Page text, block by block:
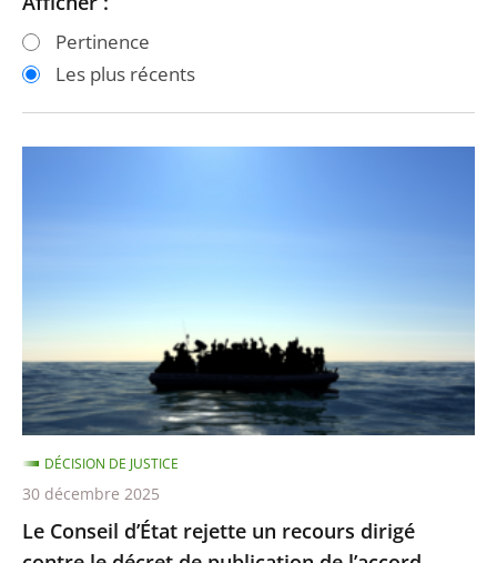
les
filtres
les
filtres
Pertinence
Les plus récents
recours
contre
le
décret
de
publication
de
Le Conseil d’État rejette un recours dirigé
DÉCISION DE JUSTICE
30 décembre 2025